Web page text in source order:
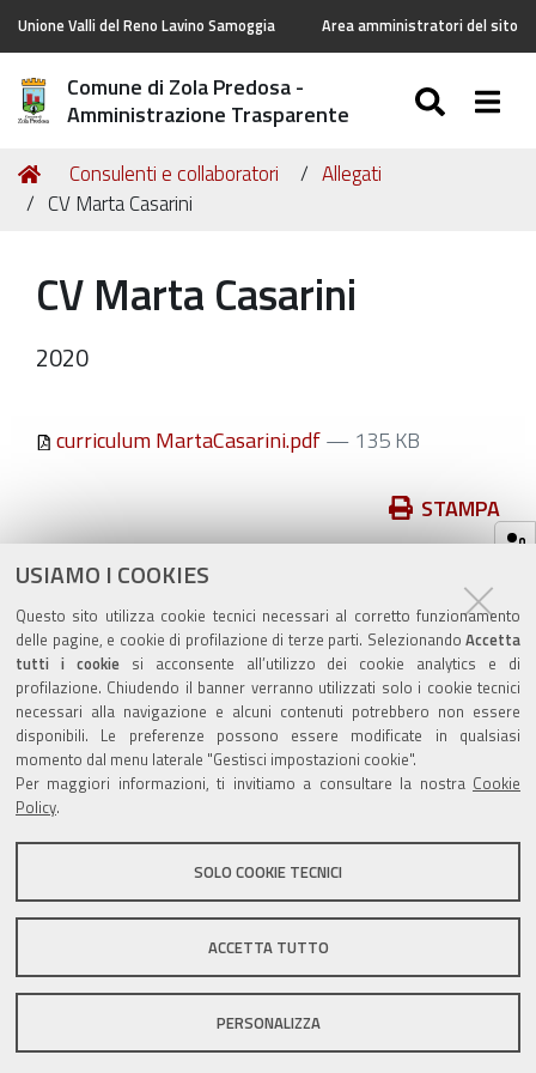
USIAMO I COOKIES
Questo sito utilizza cookie tecnici necessari al corretto funzionamento
delle pagine, e cookie di profilazione di terze parti. Selezionando Accetta
tutti i cookiesi acconsente all’utilizzo dei cookie analytics e di
profilazione. Chiudendo il banner verranno utilizzati solo i cookie tecnici
necessari alla navigazione e alcuni contenuti potrebbero non essere
disponibili. Le preferenze possono essere modificate in qualsiasi
momento dal menu laterale "Gestisci impostazioni cookie".
Per maggiori informazioni, ti invitiamo a consultare la nostra Cookie
Policy.
SOLO COOKIE TECNICI
ACCETTA TUTTO
PERSONALIZZA
Unione Valli del Reno Lavino Samoggia Area amministratori del sito
Comune di Zola Predosa -
Amministrazione Trasparente
Tu
sei
Home
Consulenti e collaboratori
Allegati
CV Marta Casarini
CV Marta Casarini
2020
curriculum MartaCasarini.pdf— 135 KB
sul
documento
STAMPA
ultima modifica
Valuta questo sito
Sito istituzionale Comune di Zola Predosa
Privacy policy|DPO|Accessibilità